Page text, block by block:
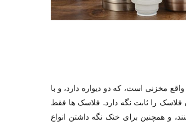
مخزنی است، که دو دیواره دارد، و با
فلاسک را ثابت نگه دارد. فلاسک ها فقط
و همچنین برای خنک نگه داشتن انواع